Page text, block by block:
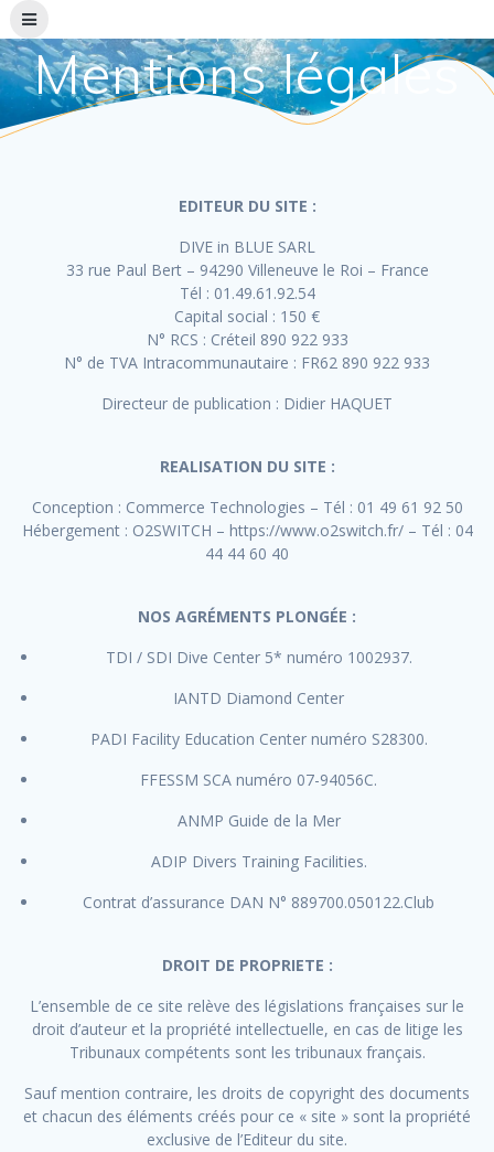
to
content
Mentions légales
EDITEUR DU SITE :
DIVE in BLUE SARL
33 rue Paul Bert – 94290 Villeneuve le Roi – France
Tél : 01.49.61.92.54
Capital social : 150 €
N° RCS : Créteil 890 922 933
N° de TVA Intracommunautaire : FR62 890 922 933
Directeur de publication : Didier HAQUET
REALISATION DU SITE :
Conception : Commerce Technologies – Tél : 01 49 61 92 50
Hébergement : O2SWITCH – https://www.o2switch.fr/ – Tél : 04
44 44 60 40
NOS AGRÉMENTS PLONGÉE :
TDI / SDI Dive Center 5* numéro 1002937.
IANTD Diamond Center
PADI Facility Education Center numéro S28300.
FFESSM SCA numéro 07-94056C.
ANMP Guide de la Mer
ADIP Divers Training Facilities.
Contrat d’assurance DAN N° 889700.050122.Club
DROIT DE PROPRIETE :
L’ensemble de ce site relève des législations françaises sur le
droit d’auteur et la propriété intellectuelle, en cas de litige les
Tribunaux compétents sont les tribunaux français.
Sauf mention contraire, les droits de copyright des documents
et chacun des éléments créés pour ce « site » sont la propriété
exclusive de l’Editeur du site.